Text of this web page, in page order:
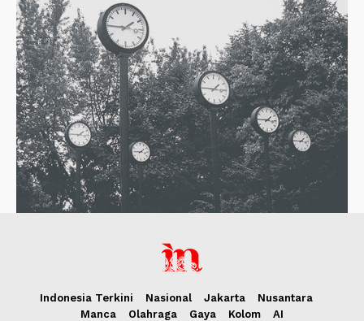
Indonesia Terkini Nasional Jakarta
Nusantara
Manca
Olahraga Gaya Kolom AI